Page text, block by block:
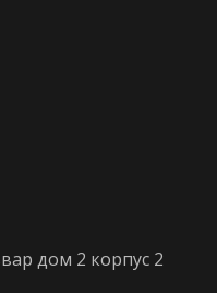
дом 2 корпус 2